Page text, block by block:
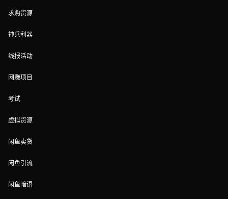
求购货源
神兵利器
线报活动
网赚项目
考试
虚拟货源
闲鱼卖货
闲鱼引流
闲鱼暗语